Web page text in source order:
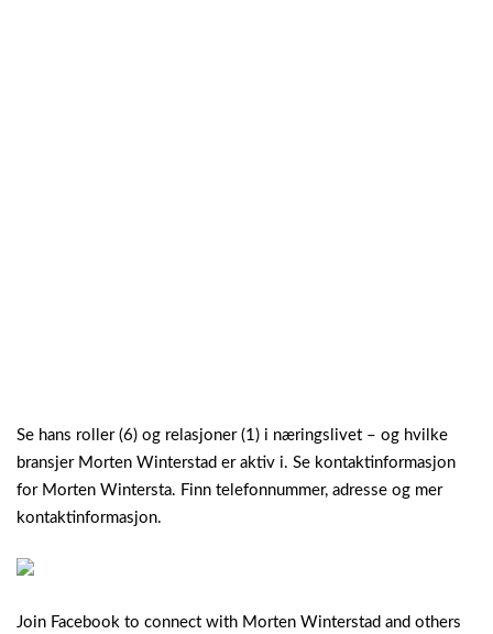
Se hans roller (6) og relasjoner (1) i næringslivet – og hvilke
bransjer Morten Winterstad er aktiv i. Se kontaktinformasjon
for Morten Wintersta. Finn telefonnummer, adresse og mer
kontaktinformasjon.
Join Facebook to connect with Morten Winterstad and others